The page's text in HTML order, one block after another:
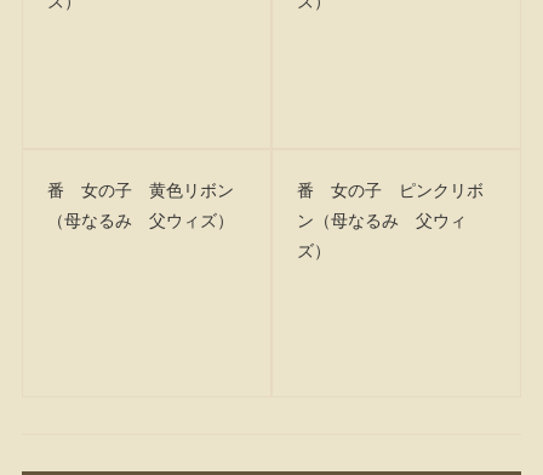
番 女の子 黄色リボン
（母なるみ 父ウィズ）
番 女の子 ピンクリボ
ン（母なるみ 父ウィ
ズ）